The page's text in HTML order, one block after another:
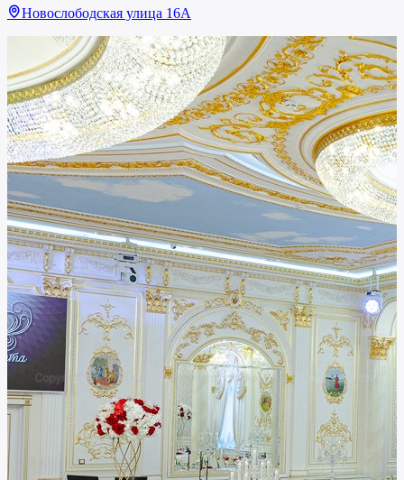
Новослободская улица 16А